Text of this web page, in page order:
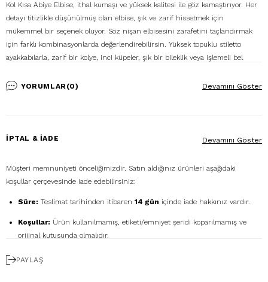
Kol Kısa Abiye Elbise, ithal kumaşı ve yüksek kalitesi ile göz kamaştırıyor. Her
detayı titizlikle düşünülmüş olan elbise, şık ve zarif hissetmek için
mükemmel bir seçenek oluyor. Söz nişan elbisesini zarafetini taçlandırmak
için farklı kombinasyonlarda değerlendirebilirsin. Yüksek topuklu stiletto
ayakkabılarla, zarif bir kolye, inci küpeler, şık bir bileklik veya işlemeli bel
bir omuz çantası ile eşsiz şıklığını ön plana çıkarabilirsin. İstersen şifon, ipek
Numune Bedeni: 38
YORUMLAR (0) Devamını Göster
İPTAL & İADE
Müşteri memnuniyeti önceliğimizdir. Satın aldığınız ürünleri aşağıdaki
koşullar çerçevesinde iade edebilirsiniz:
Süre: Teslimat tarihinden itibaren 14 gün içinde iade hakkınız vardır.
Koşullar: Ürün kullanılmamış, etiketi/emniyet şeridi koparılmamış ve
orijinal kutusunda olmalıdır.
Ücretsiz Gönderim:
Devamını Göster
PAYLAŞ